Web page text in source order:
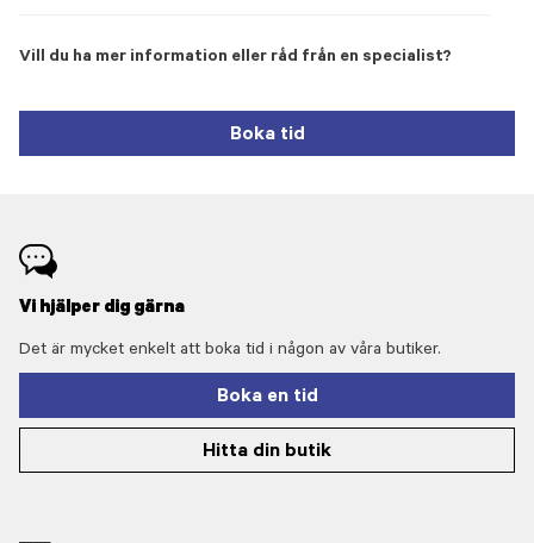
Vill du ha mer information eller råd från en specialist?
Boka tid
Vi hjälper dig gärna
Det är mycket enkelt att boka tid i någon av våra butiker.
Boka en tid
Hitta din butik